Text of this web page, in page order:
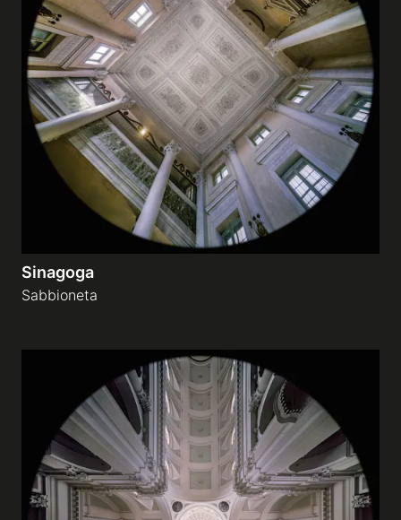
Elementi architettonici
Architetti e autori
Gallerie a tema
Sequenze
Mostre
Sinagoga
Sabbioneta